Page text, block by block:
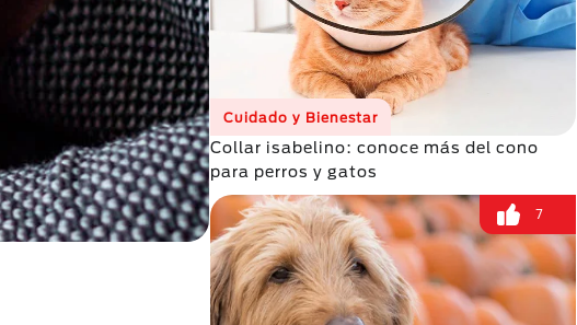
Cuidado y Bienestar
Collar isabelino: conoce más del cono
para perros y gatos
7